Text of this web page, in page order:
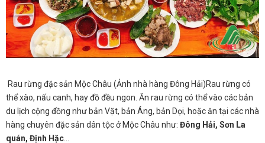
Rau rừng đặc sản Mộc Châu (Ảnh nhà hàng Đông Hải)Rau rừng có
thể xào, nấu canh, hay đồ đều ngon. Ăn rau rừng có thể vào các bản
du lịch cộng đồng như bản Vặt, bản Áng, bản Dọi, hoặc ăn tại các nhà
hàng chuyên đặc sản dân tộc ở Mộc Châu như: Đông Hải, Sơn La
quán, Định Hặc